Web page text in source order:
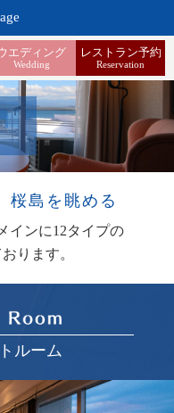
エディング
Wedding
レストラン予約
Reservation
桜島を眺める
インに12タイプの
ります。
ルーム